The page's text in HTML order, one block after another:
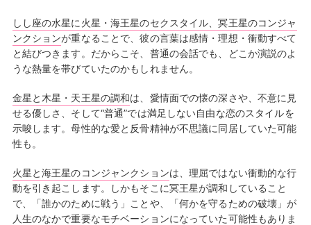
しし座の水星に火星・海王星のセクスタイル、冥王星のコンジャ
ンクションが重なることで、彼の言葉は感情・理想・衝動すべて
と結びつきます。だからこそ、普通の会話でも、どこか演説のよ
うな熱量を帯びていたのかもしれません。
金星と木星・天王星の調和は、愛情面での懐の深さや、不意に見
せる優しさ、そして“普通”では満足しない自由な恋のスタイルを
示唆します。母性的な愛と反骨精神が不思議に同居していた可能
性も。
火星と海王星のコンジャンクションは、理屈ではない衝動的な行
動を引き起こします。しかもそこに冥王星が調和していること
で、「誰かのために戦う」ことや、「何かを守るための破壊」が
人生のなかで重要なモチベーションになっていた可能性もありま